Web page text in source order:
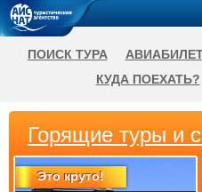
Горящие туры и
Это круто!
ПОИСК ТУРА
КУДА ПОЕХАТЬ?